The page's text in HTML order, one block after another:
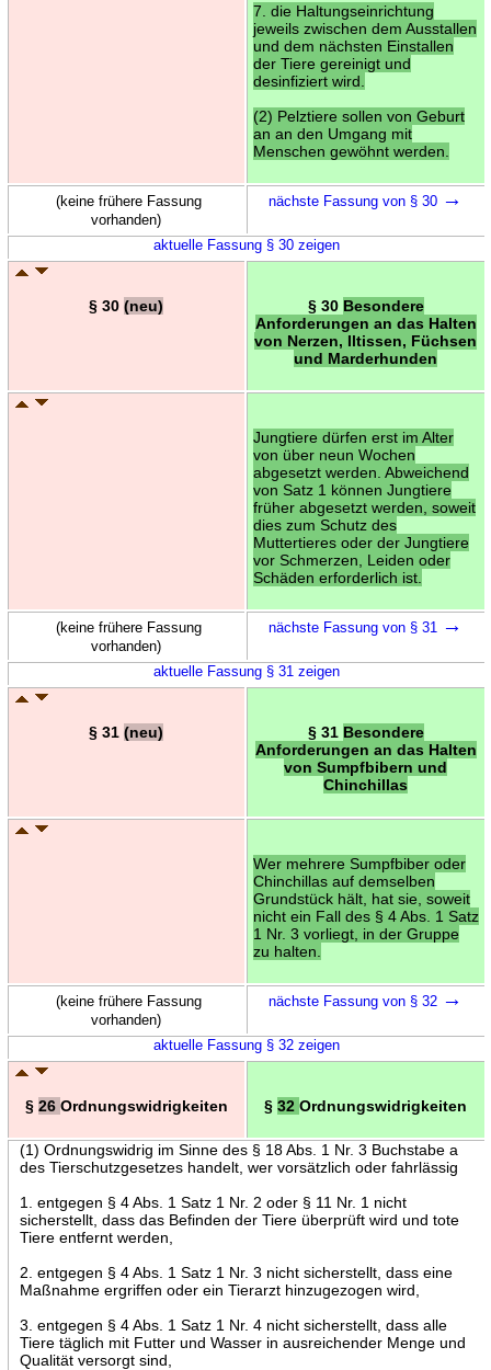
7. die Haltungseinrichtung
jeweils zwischen dem Ausstallen
und dem nächsten Einstallen
der Tiere gereinigt und
desinfiziert wird.
(2) Pelztiere sollen von Geburt
an an den Umgang mit
Menschen gewöhnt werden.
(keine frühere Fassung
vorhanden)
nächste Fassung von § 30 →
aktuelle Fassung § 30 zeigen
§ 30 (neu) § 30 Besondere
Anforderungen an das Halten
von Nerzen, Iltissen, Füchsen
und Marderhunden
Jungtiere dürfen erst im Alter
von über neun Wochen
abgesetzt werden. Abweichend
von Satz 1 können Jungtiere
früher abgesetzt werden, soweit
dies zum Schutz des
Muttertieres oder der Jungtiere
vor Schmerzen, Leiden oder
Schäden erforderlich ist.
(keine frühere Fassung
vorhanden)
nächste Fassung von § 31 →
aktuelle Fassung § 31 zeigen
§ 31 (neu) § 31 Besondere
Anforderungen an das Halten
von Sumpfbibern und
Chinchillas
Wer mehrere Sumpfbiber oder
Chinchillas auf demselben
Grundstück hält, hat sie, soweit
nicht ein Fall des § 4 Abs. 1 Satz
1 Nr. 3 vorliegt, in der Gruppe
zu halten.
(keine frühere Fassung
vorhanden)
nächste Fassung von § 32 →
aktuelle Fassung § 32 zeigen
§ 26 Ordnungswidrigkeiten § 32 Ordnungswidrigkeiten
(1) Ordnungswidrig im Sinne des § 18 Abs. 1 Nr. 3 Buchstabe a
des Tierschutzgesetzes handelt, wer vorsätzlich oder fahrlässig
1. entgegen § 4 Abs. 1 Satz 1 Nr. 2 oder § 11 Nr. 1 nicht
sicherstellt, dass das Befinden der Tiere überprüft wird und tote
Tiere entfernt werden,
2. entgegen § 4 Abs. 1 Satz 1 Nr. 3 nicht sicherstellt, dass eine
Maßnahme ergriffen oder ein Tierarzt hinzugezogen wird,
3. entgegen § 4 Abs. 1 Satz 1 Nr. 4 nicht sicherstellt, dass alle
Tiere täglich mit Futter und Wasser in ausreichender Menge und
Qualität versorgt sind,